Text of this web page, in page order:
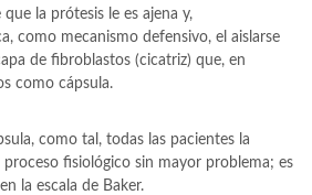
la prótesis le es ajena y,
como mecanismo defensivo, el aislarse
de fibroblastos (cicatriz) que, en
como cápsula.
como tal, todas las pacientes la
fisiológico sin mayor problema; es
la escala de Baker.